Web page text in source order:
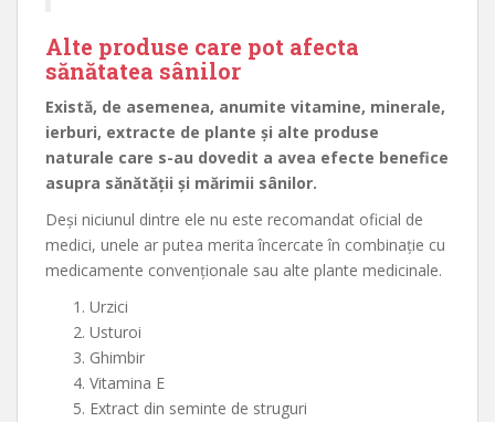
Alte produse care pot afecta
sănătatea sânilor
Există, de asemenea, anumite vitamine, minerale,
ierburi, extracte de plante și alte produse
naturale care s-au dovedit a avea efecte benefice
asupra sănătății și mărimii sânilor.
Deși niciunul dintre ele nu este recomandat oficial de
medici, unele ar putea merita încercate în combinație cu
medicamente convenționale sau alte plante medicinale.
Urzici
Usturoi
Ghimbir
Vitamina E
Extract din seminte de struguri